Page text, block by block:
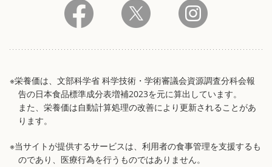
※栄養価は、文部科学省 科学技術・学術審議会資源調査分科会報
告の日本食品標準成分表増補2023を元に算出しています。
また、栄養価は自動計算処理の改善により更新されることがあ
ります。
※当サイトが提供するサービスは、利用者の食事管理を支援するも
のであり、医療行為を行うものではありません。